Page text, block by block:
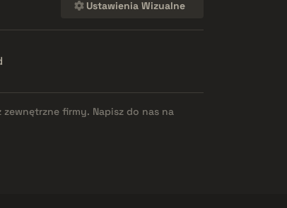
Ustawienia Wizualne
firmy. Napisz do nas na